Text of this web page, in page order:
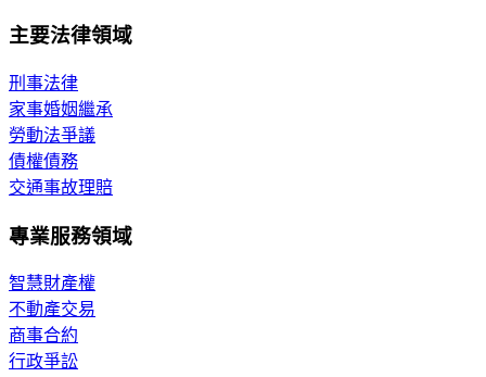
主要法律領域
刑事法律
家事婚姻繼承
勞動法爭議
債權債務
交通事故理賠
專業服務領域
智慧財產權
不動產交易
商事合約
行政爭訟